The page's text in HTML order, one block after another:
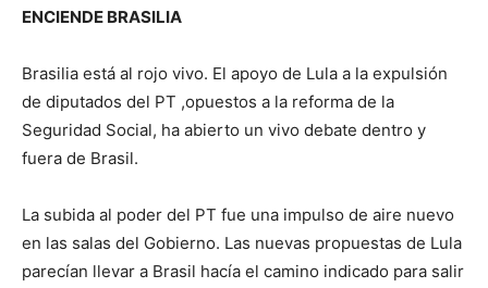
ENCIENDE BRASILIA
Brasilia está al rojo vivo. El apoyo de Lula a la expulsión
de diputados del PT ,opuestos a la reforma de la
Seguridad Social, ha abierto un vivo debate dentro y
fuera de Brasil.
La subida al poder del PT fue una impulso de aire nuevo
en las salas del Gobierno. Las nuevas propuestas de Lula
parecían llevar a Brasil hacía el camino indicado para salir